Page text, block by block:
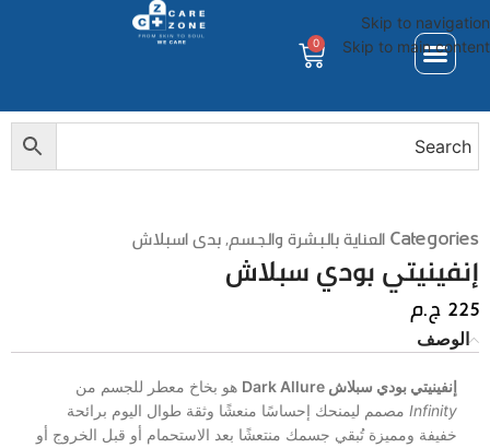
Skip to navigation
Skip to main content
0
Categoriesالعناية بالبشرة والجسم,بدى اسبلاش
إنفينيتي بودي سبلاش
225ج.م
الوصف
إنفينيتي بودي سبلاش Dark Allure
هو بخاخ معطر للجسم من
Infinity مصمم ليمنحك إحساسًا منعشًا وثقة طوال اليوم برائحة
خفيفة ومميزة تُبقي جسمك منتعشًا بعد الاستحمام أو قبل الخروج أو